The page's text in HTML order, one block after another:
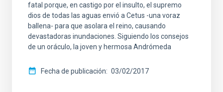
fatal porque, en castigo por el insulto, el supremo
dios de todas las aguas envió a Cetus -una voraz
ballena- para que asolara el reino, causando
devastadoras inundaciones. Siguiendo los consejos
de un oráculo, la joven y hermosa Andrómeda
Fecha de publicación 03/02/2017